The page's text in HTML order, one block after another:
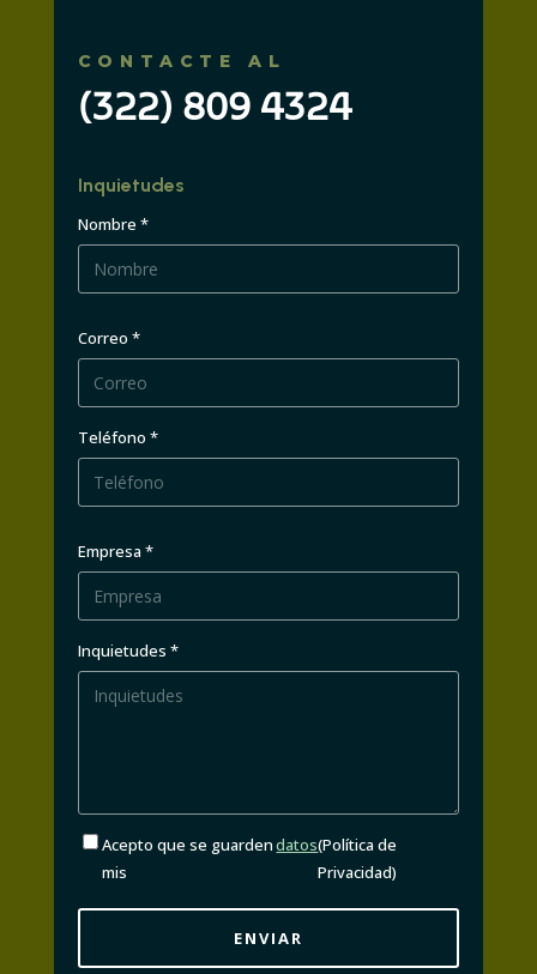
CONTACTE AL
(322) 809 4324
Inquietudes
Nombre *
Correo *
Teléfono *
Empresa *
Inquietudes *
Acepto que se guarden
mis
datos(Política de
Privacidad)
ENVIAR